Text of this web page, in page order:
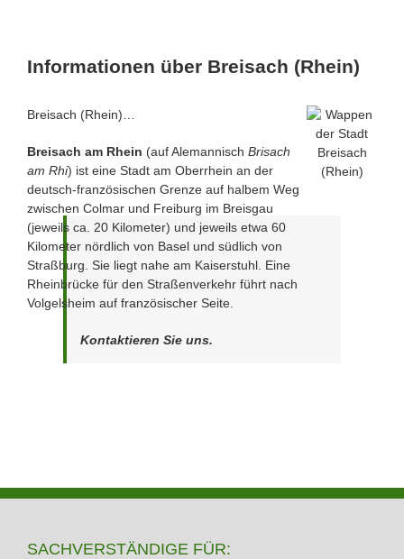
Informationen über Breisach (Rhein)
Breisach (Rhein)…
Breisach am Rhein (auf Alemannisch Brisach
am Rhi) ist eine Stadt am Oberrhein an der
deutsch-französischen Grenze auf halbem Weg
zwischen Colmar und Freiburg im Breisgau
(jeweils ca. 20 Kilometer) und jeweils etwa 60
Kilometer nördlich von Basel und südlich von
Straßburg. Sie liegt nahe am Kaiserstuhl. Eine
Rheinbrücke für den Straßenverkehr führt nach
Volgelsheim auf französischer Seite.
Kontaktieren Sie uns.
SACHVERSTÄNDIGE FÜR: